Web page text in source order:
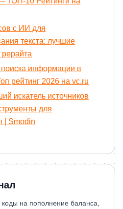
с ИИ для
текста: лучшие
рерайта
информации в
рейтинг 2026 на vc.ru
искатель источников
для
| Smodin
на пополнение баланса,